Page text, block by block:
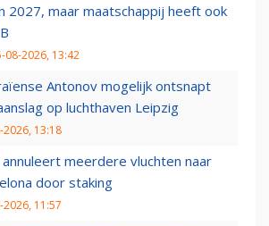
2027, maar maatschappij heeft ook
08-2026, 13:42
Antonov mogelijk ontsnapt
op luchthaven Leipzig
2026, 13:18
annuleert meerdere vluchten naar
door staking
2026, 11:57